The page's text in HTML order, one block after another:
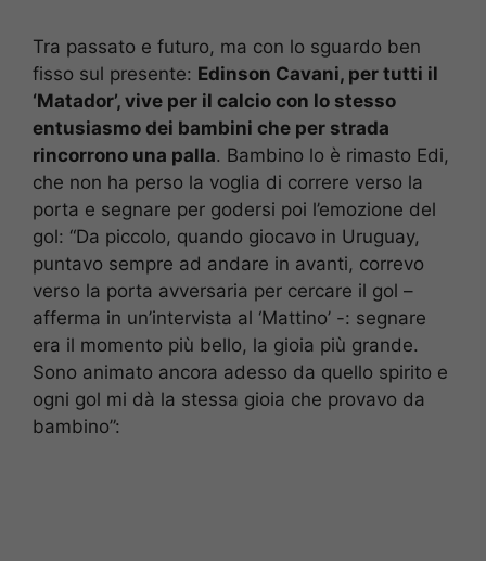
Tra passato e futuro, ma con lo sguardo ben
fisso sul presente: Edinson Cavani, per tutti il
‘Matador’, vive per il calcio con lo stesso
entusiasmo dei bambini che per strada
rincorrono una palla. Bambino lo è rimasto Edi,
che non ha perso la voglia di correre verso la
porta e segnare per godersi poi l’emozione del
gol: “Da piccolo, quando giocavo in Uruguay,
puntavo sempre ad andare in avanti, correvo
verso la porta avversaria per cercare il gol –
afferma in un’intervista al ‘Mattino’ -: segnare
era il momento più bello, la gioia più grande.
Sono animato ancora adesso da quello spirito e
ogni gol mi dà la stessa gioia che provavo da
bambino”: